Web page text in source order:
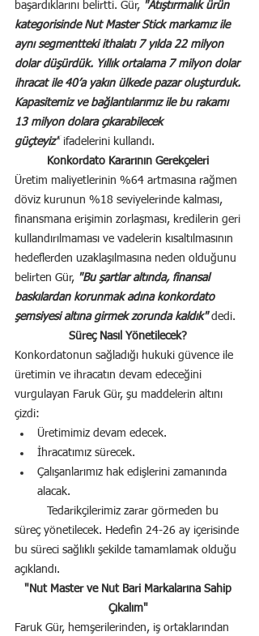
başardıklarını belirtti. Gür, "Atıştırmalık ürün
kategorisinde Nut Master Stick markamız ile
aynı segmentteki ithalatı 7 yılda 22 milyon
dolar düşürdük. Yıllık ortalama 7 milyon dolar
ihracat ile 40’a yakın ülkede pazar oluşturduk.
Kapasitemiz ve bağlantılarımız ile bu rakamı
13 milyon dolara çıkarabilecek
güçteyiz" ifadelerini kullandı.
Konkordato Kararının Gerekçeleri
Üretim maliyetlerinin %64 artmasına rağmen
döviz kurunun %18 seviyelerinde kalması,
finansmana erişimin zorlaşması, kredilerin geri
kullandırılmaması ve vadelerin kısaltılmasının
hedeflerden uzaklaşılmasına neden olduğunu
belirten Gür, "Bu şartlar altında, finansal
baskılardan korunmak adına konkordato
şemsiyesi altına girmek zorunda kaldık" dedi.
Süreç Nasıl Yönetilecek?
Konkordatonun sağladığı hukuki güvence ile
üretimin ve ihracatın devam edeceğini
vurgulayan Faruk Gür, şu maddelerin altını
çizdi:
Üretimimiz devam edecek.
İhracatımız sürecek.
Çalışanlarımız hak edişlerini zamanında
alacak.
süreç yönetilecek. Hedefin 24-26 ay içerisinde
bu süreci sağlıklı şekilde tamamlamak olduğu
açıklandı.
"Nut Master ve Nut Bari Markalarına Sahip
Çıkalım"
Faruk Gür, hemşerilerinden, iş ortaklarından